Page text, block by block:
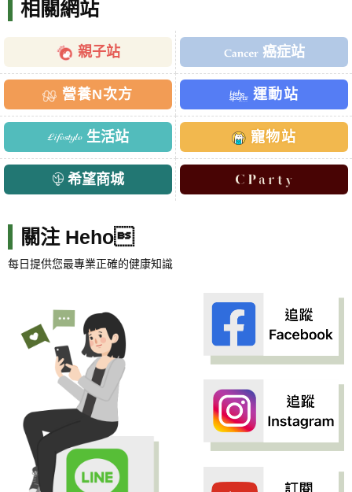
相關網站
親子站 癌症站
營養N次方 運動站
生活站 寵物站
希望商城
關注 Heho
每日提供您最專業正確的健康知識